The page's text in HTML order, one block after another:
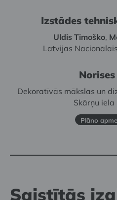
Izstādes
Uldis Timoško,
Latvijas
Dekoratīvās mākslas un
Skārņu iela
Plāno
Saistītās